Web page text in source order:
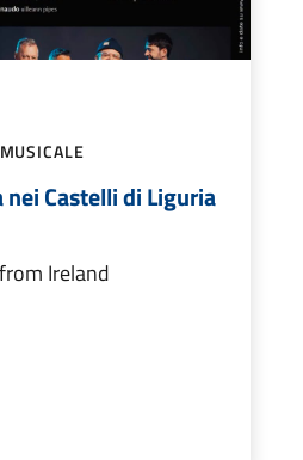
nei Castelli di Liguria
Ireland